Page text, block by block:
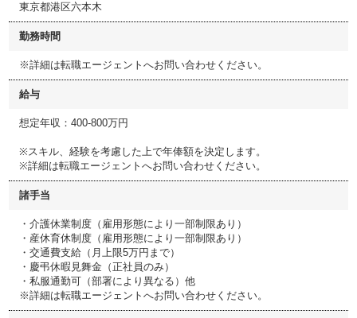
東京都港区六本木
勤務時間
※詳細は転職エージェントへお問い合わせください。
給与
想定年収：400-800万円
※スキル、経験を考慮した上で年俸額を決定します。
※詳細は転職エージェントへお問い合わせください。
諸手当
・介護休業制度（雇用形態により一部制限あり）
・産休育休制度（雇用形態により一部制限あり）
・交通費支給（月上限5万円まで）
・慶弔休暇見舞金（正社員のみ）
・私服通勤可（部署により異なる）他
※詳細は転職エージェントへお問い合わせください。